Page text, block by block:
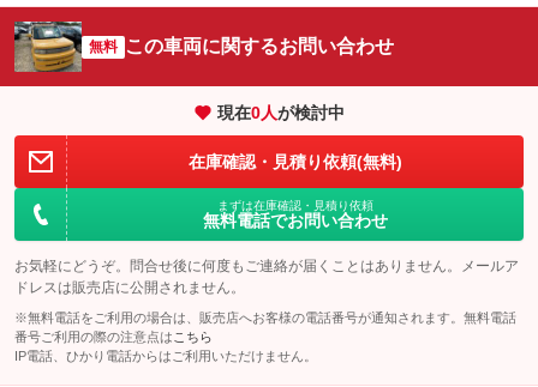
：装備なし ：装備なし
サイドカメラ
：装備なし ルーフレール
：装備なし
：装備なし
：装備なし
無料 この車両に関するお問い合わせ
現在0人が検討中
在庫確認・見積り依頼(無料)
まずは在庫確認・見積り依頼
無料電話でお問い合わせ
お気軽にどうぞ。問合せ後に何度もご連絡が届くことはありません。メールア
ドレスは販売店に公開されません。
※無料電話をご利用の場合は、販売店へお客様の電話番号が通知されます。無料電話
番号ご利用の際の注意点は こちら
IP電話、ひかり電話からはご利用いただけません。